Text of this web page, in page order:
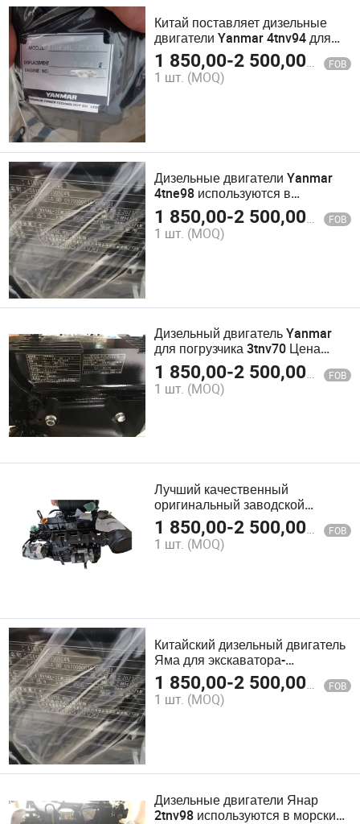
Китай поставляет дизельные
двигатели Yanmar 4tnv94 для
погрузчиков и экскаваторов,
цена дизельного двигателя
Yanmar
1 850,00-2 500,00$ FOB
1 шт. (MOQ)
Дизельные двигатели Yanmar
4tne98 используются в
экскаваторах-качалках для
запчастей двигателя. Цена
дизельного двигателя Yanmar
1 850,00-2 500,00$ FOB
1 шт. (MOQ)
Дизельный двигатель Yanmar
для погрузчика 3tnv70 Цена
дизельного двигателя Yanmar
1 850,00-2 500,00$ FOB
1 шт. (MOQ)
Лучший качественный
оригинальный заводской
дизельный двигатель Янар
4tne98 по цене захвата
1 850,00-2 500,00$ FOB
1 шт. (MOQ)
Китайский дизельный двигатель
Яма для экскаватора-
траншеекопателя 4tne98
1 850,00-2 500,00$ FOB
1 шт. (MOQ)
Дизельные двигатели Янар
2tnv98 используются в морских